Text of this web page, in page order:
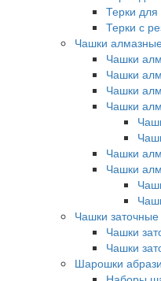
Терки
Терки с
Чашки
Чашки
Чашки
Чашки
Чашки
Чашки
Чашки
Чашки заточные
Чашки
Чашки
Шарошки